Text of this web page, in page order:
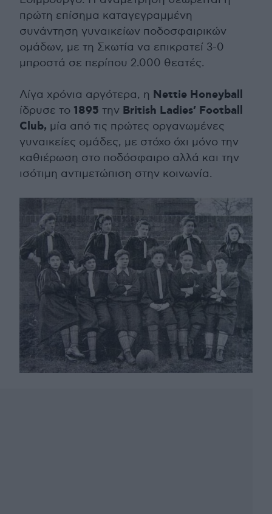
πρώτη επίσημα καταγεγραμμένη
συνάντηση γυναικείων ποδοσφαιρικών
ομάδων, με τη Σκωτία να επικρατεί 3-0
μπροστά σε περίπου 2.000 θεατές.
Λίγα χρόνια αργότερα, η Nettie Honeyball
ίδρυσε το 1895 την British Ladies’ Football
Club, μία από τις πρώτες οργανωμένες
γυναικείες ομάδες, με στόχο όχι μόνο την
καθιέρωση στο ποδόσφαιρο αλλά και την
ισότιμη αντιμετώπιση στην κοινωνία.